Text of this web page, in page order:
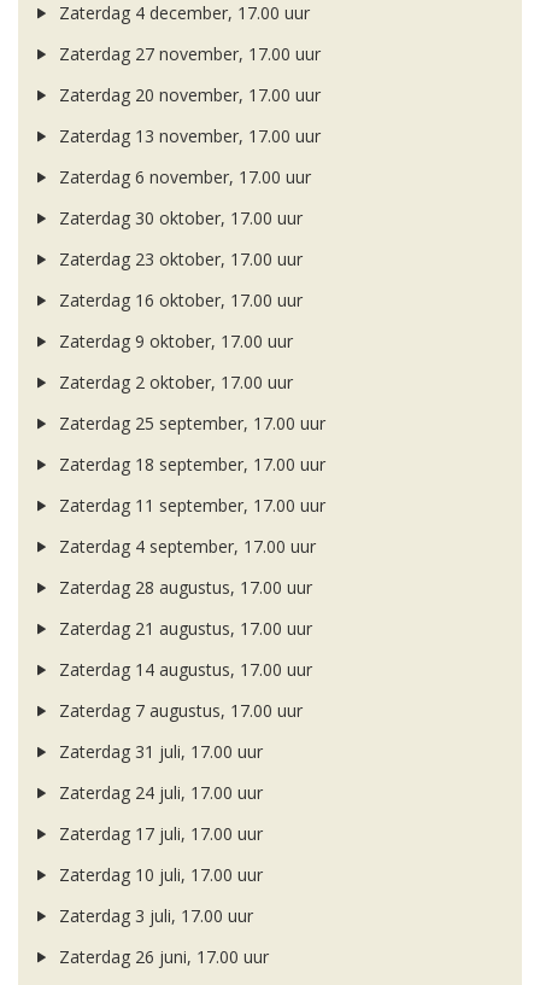
Zaterdag 4 december, 17.00 uur
Zaterdag 27 november, 17.00 uur
Zaterdag 20 november, 17.00 uur
Zaterdag 13 november, 17.00 uur
Zaterdag 6 november, 17.00 uur
Zaterdag 30 oktober, 17.00 uur
Zaterdag 23 oktober, 17.00 uur
Zaterdag 16 oktober, 17.00 uur
Zaterdag 9 oktober, 17.00 uur
Zaterdag 2 oktober, 17.00 uur
Zaterdag 25 september, 17.00 uur
Zaterdag 18 september, 17.00 uur
Zaterdag 11 september, 17.00 uur
Zaterdag 4 september, 17.00 uur
Zaterdag 28 augustus, 17.00 uur
Zaterdag 21 augustus, 17.00 uur
Zaterdag 14 augustus, 17.00 uur
Zaterdag 7 augustus, 17.00 uur
Zaterdag 31 juli, 17.00 uur
Zaterdag 24 juli, 17.00 uur
Zaterdag 17 juli, 17.00 uur
Zaterdag 10 juli, 17.00 uur
Zaterdag 3 juli, 17.00 uur
Zaterdag 26 juni, 17.00 uur